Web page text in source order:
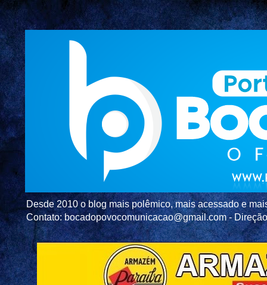
Desde 2010 o blog mais polêmico, mais acessado e
Contato: bocadopovocomunicacao@gmail.com -